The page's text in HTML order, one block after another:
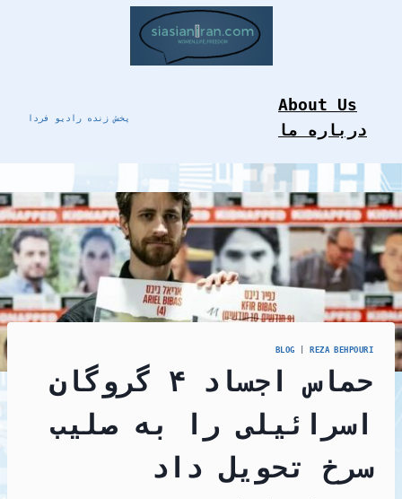
پخش زنده رادیو فردا
About Us
درباره ما
BLOG REZA BEHPOURI
حماس اجساد ۴ گروگان
اسرائیلی را به صلیب
سرخ تحویل داد